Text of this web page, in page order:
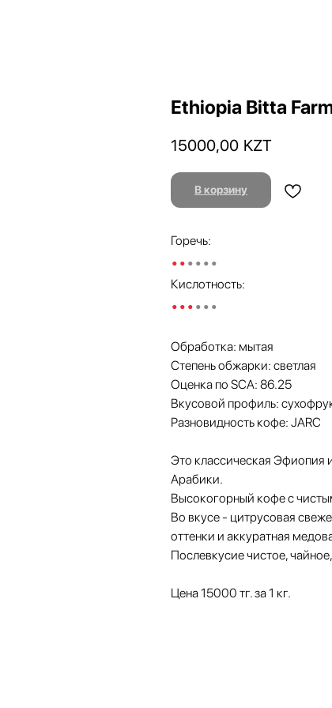
Ethiopia Bitta
15000,00 KZT
В корзину
Горечь:
••••••
Кислотность:
••••••
Обработка: мытая
Степень обжарки: светлая
Оценка по SCA: 86.25
Вкусовой профиль:
Разновидность кофе: JARC
Это классическая
Арабики.
Высокогорный кофе с
Во вкусе - цитрусовая
оттенки и аккуратная
Послевкусие чистое,
Цена 15000 тг. за 1 кг.